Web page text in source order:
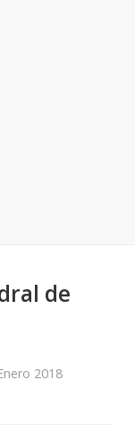
de
2018